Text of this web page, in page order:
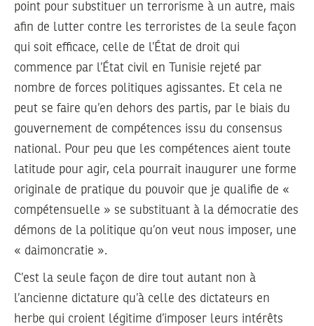
point pour substituer un terrorisme à un autre, mais
afin de lutter contre les terroristes de la seule façon
qui soit efficace, celle de l’État de droit qui
commence par l’État civil en Tunisie rejeté par
nombre de forces politiques agissantes. Et cela ne
peut se faire qu’en dehors des partis, par le biais du
gouvernement de compétences issu du consensus
national. Pour peu que les compétences aient toute
latitude pour agir, cela pourrait inaugurer une forme
originale de pratique du pouvoir que je qualifie de «
compétensuelle » se substituant à la démocratie des
démons de la politique qu’on veut nous imposer, une
« daimoncratie ».
C’est la seule façon de dire tout autant non à
l’ancienne dictature qu’à celle des dictateurs en
herbe qui croient légitime d’imposer leurs intérêts